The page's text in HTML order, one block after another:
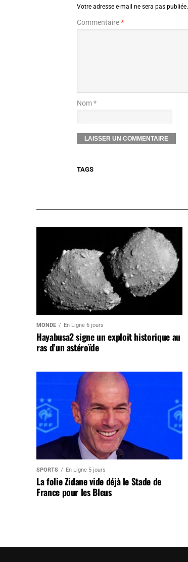
Votre adresse e-mail ne sera pas publiée.
Commentaire*
Nom *
TAGS
MONDE En Ligne 6 jours
Hayabusa2 signe un exploit historique au
ras d’un astéroïde
SPORTS En Ligne 5 jours
La folie Zidane vide déjà le Stade de
France pour les Bleus